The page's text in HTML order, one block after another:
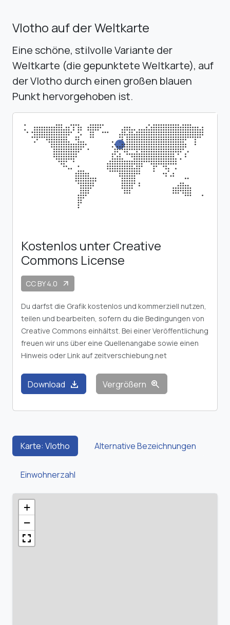
Vlotho auf der Weltkarte
Eine schöne, stilvolle Variante der
Weltkarte (die gepunktete Weltkarte), auf
der Vlotho durch einen großen blauen
Punkt hervorgehoben ist.
Kostenlos unter Creative
Commons License
CC BY 4.0 arrow_outward
Du darfst die Grafik kostenlos und kommerziell nutzen,
teilen und bearbeiten, sofern du die Bedingungen von
Creative Commons einhältst. Bei einer Veröffentlichung
freuen wir uns über eine Quellenangabe sowie einen
Hinweis oder Link auf zeitverschiebung.net
Download download Vergrößern zoom_in
Karte: Vlotho Alternative Bezeichnungen
Einwohnerzahl
+
−